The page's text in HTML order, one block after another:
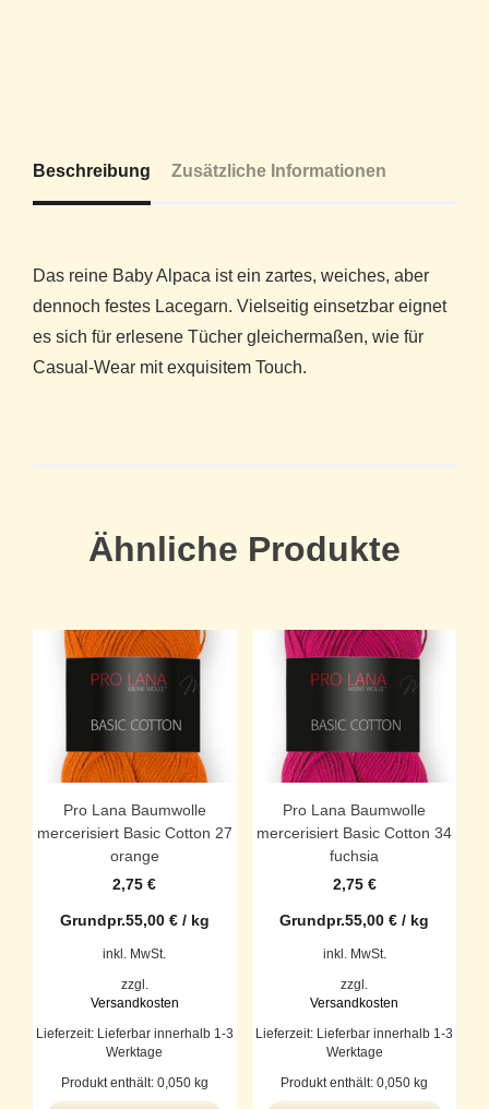
Beschreibung Zusätzliche Informationen
Das reine Baby Alpaca ist ein zartes, weiches, aber
dennoch festes Lacegarn. Vielseitig einsetzbar eignet
es sich für erlesene Tücher gleichermaßen, wie für
Casual-Wear mit exquisitem Touch.
Ähnliche Produkte
Pro Lana Baumwolle
mercerisiert Basic Cotton 27
orange
2,75€
Grundpr.55,00 €/ kg
inkl. MwSt.
zzgl.
Versandkosten
Lieferzeit:
Lieferbar innerhalb 1-3
Werktage
Produkt enthält: 0,050 kg
Pro Lana Baumwolle
mercerisiert Basic Cotton 34
fuchsia
2,75 €
Grundpr.55,00€ / kg
inkl. MwSt.
zzgl.
Versandkosten
Lieferzeit:
Lieferbar innerhalb 1-3
Werktage
Produkt enthält: 0,050 kg